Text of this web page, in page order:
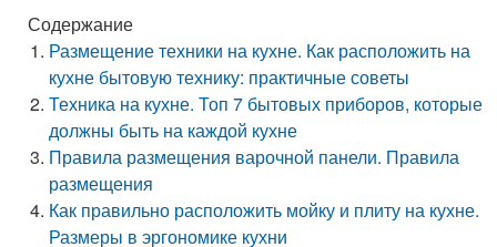
Содержание
Размещение техники на кухне. Как расположить на
кухне бытовую технику: практичные советы
Техника на кухне. Топ 7 бытовых приборов, которые
должны быть на каждой кухне
Правила размещения варочной панели. Правила
размещения
Как правильно расположить мойку и плиту на кухне.
Размеры в эргономике кухни